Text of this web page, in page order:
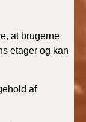
at brugerne
etager og kan
af